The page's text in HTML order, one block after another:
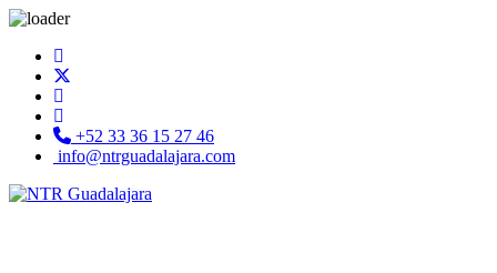
+52 33 36 15 27 46
info@ntrguadalajara.com